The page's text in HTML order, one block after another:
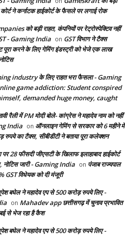
ने कर्नाटक हाईकोर्ट के फैसले पर लगाई रोक
को बड़ी राहत, कंपनियों पर रेट्रोस्पेक्टिव नहीं
- Gaming India on GST विभाग ने टैक्स
पूरा करने के लिए गेमिंग इंडस्ट्री को भेजे एक लाख
industry के लिए राहत भरा फैसला - Gaming
game addiction: Student conspired
demanded huge money, caught
रैली में PM मोदी बोले- कांग्रेस ने महादेव नाम को नहीं
India on ऑनलाइन गेमिंग से सरकार को 6 महीने में
रुपये का टैक्स, सीबीडीटी ने बताया पूरा कलेक्शन
28 फीसदी जीएसटी के खिलाफ इलाहाबाद हाईकोर्ट
नोटिस जारी - Gaming India on पंजाब राज्यपाल
GST विधेयक को दी मंजूरी
बघेल ने महादेव एप से 500 करोड़ रुपये लिए -
on Mahadev app छत्तीसगढ़ में चुनाव प्रभावित
से भेज रहा है कैश
बघेल ने महादेव एप से 500 करोड़ रुपये लिए -